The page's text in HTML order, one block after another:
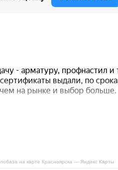
на карте Красноярска — Яндекс Карты